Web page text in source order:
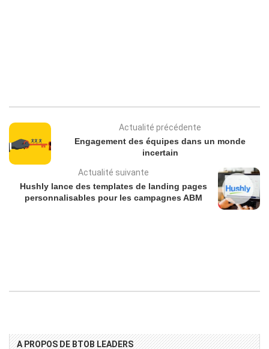
Actualité précédente
Engagement des équipes dans un monde
incertain
Actualité suivante
Hushly lance des templates de landing pages
personnalisables pour les campagnes ABM
A PROPOS DE BTOB LEADERS